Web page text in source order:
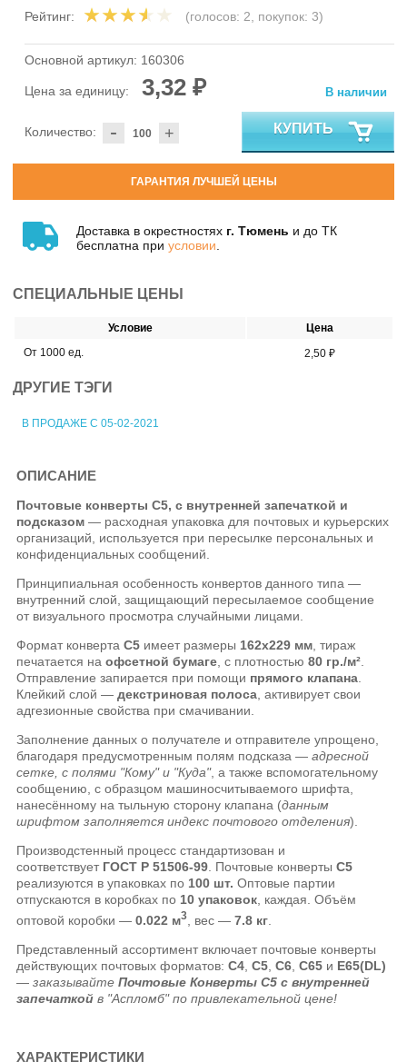
Рейтинг: (голосов: 2, покупок: 3)
Основной артикул: 160306
Цена за единицу: 3,32 ₽
- +
Количество:
В наличии
КУПИТЬ
ГАРАНТИЯ ЛУЧШЕЙ ЦЕНЫ
Доставка в окрестностях г. Тюмень и до ТК
бесплатна при условии
СПЕЦИАЛЬНЫЕ ЦЕНЫ
Условие
Цена
От 1000 ед.
2,50 ₽
ДРУГИЕ ТЭГИ
В ПРОДАЖЕ С 05-02-2021
ОПИСАНИЕ
Почтовые конверты C5, с внутренней запечаткой и
подсказом — расходная упаковка для почтовых и курьерских
организаций, используется при пересылке персональных и
конфиденциальных сообщений.
Принципиальная особенность конвертов данного типа —
внутренний слой, защищающий пересылаемое сообщение
от визуального просмотра случайными лицами.
Формат конвертаC5 имеет размеры 162х229 мм, тираж
печатается наофсетной бумаге, с плотностью80 гр./м².
Отправление запирается при помощи прямого клапана.
Клейкий слой —декстриновая полоса, активирует свои
адгезионные свойства при смачивании.
Заполнение данных о получателе и отправителе упрощено,
благодаря предусмотренным полям подсказа —адресной
сетке, с полями "Кому" и "Куда", а также вспомогательному
сообщению, с образцом машиносчитываемого шрифта,
нанесённому на тыльную сторону клапана (данным
шрифтом заполняется индекс почтового отделения).
Производстенный процесс стандартизован и
соответствует ГОСТ Р 51506-99. Почтовые конвертыC5
реализуются в упаковках по 100 шт. Оптовые партии
отпускаются в коробках по 10 упаковок, каждая. Объём
оптовой коробки —0.022 м3 , вес —7.8 кг
Представленный ассортимент включает почтовые конверты
действующих почтовых форматов:C4 ,C5 ,C6 ,C65 и E65(DL)
—заказывайтеПочтовые Конверты C5 с внутренней
запечаткой в "Аспломб" по привлекательной цене!
ХАРАКТЕРИСТИКИ